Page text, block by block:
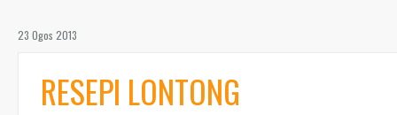
23 Ogos 2013
RESEPI LONTONG